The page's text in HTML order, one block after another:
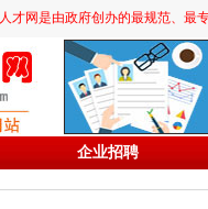
才网是由政府创办的最规范、最
企业招聘